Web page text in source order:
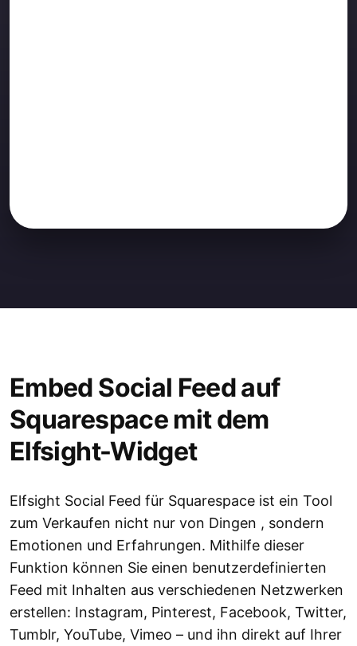
Embed Social Feed auf
Squarespace mit dem
Elfsight-Widget
Elfsight Social Feed für Squarespace ist ein Tool
zum Verkaufen nicht nur von Dingen , sondern
Emotionen und Erfahrungen. Mithilfe dieser
Funktion können Sie einen benutzerdefinierten
Feed mit Inhalten aus verschiedenen Netzwerken
erstellen: Instagram, Pinterest, Facebook, Twitter,
Tumblr, YouTube, Vimeo – und ihn direkt auf Ihrer